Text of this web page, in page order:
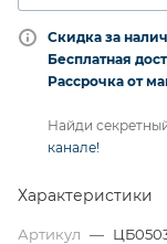
Скидка за
Бесплатная
Рассрочка от
Найди
канале!
Характеристики
Артикул —